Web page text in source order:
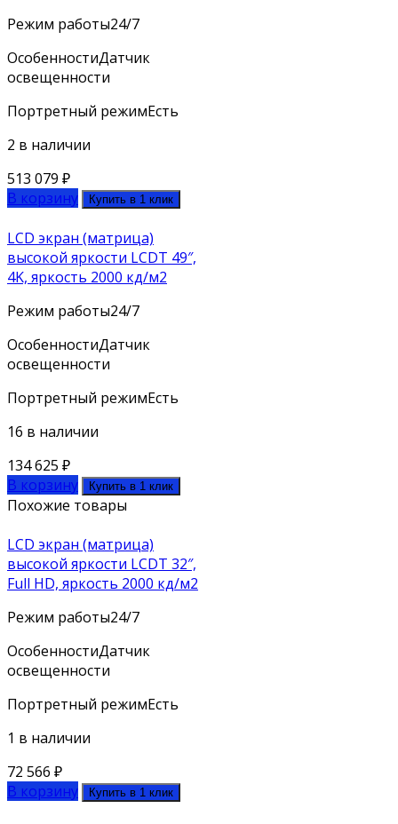
Режим работы24/7
ОсобенностиДатчик
освещенности
Портретный режимЕсть
2 в наличии
513 079 ₽
В корзину
Купить в 1 клик
LCD экран (матрица)
высокой яркости LCDT 49″,
4K, яркость 2000 кд/м2
Режим работы24/7
ОсобенностиДатчик
освещенности
Портретный режимЕсть
16 в наличии
134 625 ₽
В корзину
Купить в 1 клик
Похожие товары
LCD экран (матрица)
высокой яркости LCDT 32″,
Full HD, яркость 2000 кд/м2
Режим работы24/7
ОсобенностиДатчик
освещенности
Портретный режимЕсть
1 в наличии
72 566 ₽
В корзину
Купить в 1 клик